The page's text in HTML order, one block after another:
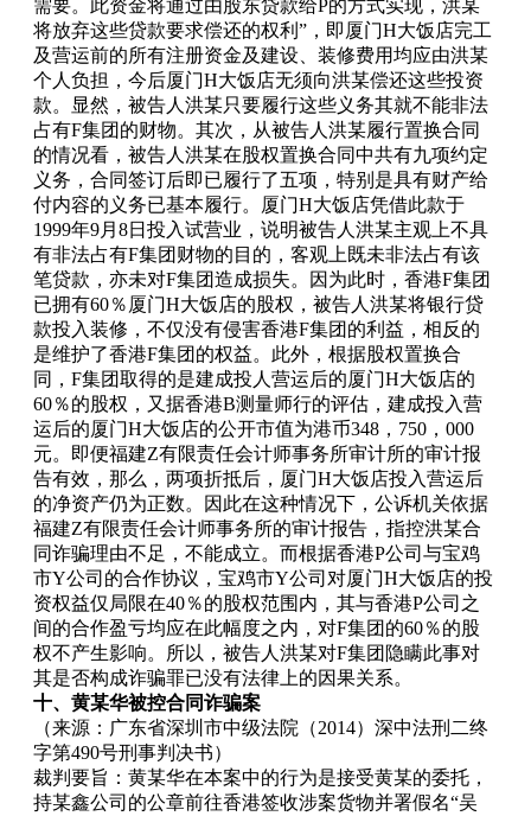
需要。此资金将通过由股东贷款给P的方式实现，洪某
将放弃这些贷款要求偿还的权利”，即厦门H大饭店完工
及营运前的所有注册资金及建设、装修费用均应由洪某
个人负担，今后厦门H大饭店无须向洪某偿还这些投资
款。显然，被告人洪某只要履行这些义务其就不能非法
占有F集团的财物。其次，从被告人洪某履行置换合同
的情况看，被告人洪某在股权置换合同中共有九项约定
义务，合同签订后即已履行了五项，特别是具有财产给
付内容的义务已基本履行。厦门H大饭店凭借此款于
1999年9月8日投入试营业，说明被告人洪某主观上不具
有非法占有F集团财物的目的，客观上既未非法占有该
笔贷款，亦未对F集团造成损失。因为此时，香港F集团
已拥有60％厦门H大饭店的股权，被告人洪某将银行贷
款投入装修，不仅没有侵害香港F集团的利益，相反的
是维护了香港F集团的权益。此外，根据股权置换合
同，F集团取得的是建成投人营运后的厦门H大饭店的
60％的股权，又据香港B测量师行的评估，建成投入营
运后的厦门H大饭店的公开市值为港币348，750，000
元。即便福建Z有限责任会计师事务所审计所的审计报
告有效，那么，两项折抵后，厦门H大饭店投入营运后
的净资产仍为正数。因此在这种情况下，公诉机关依据
福建Z有限责任会计师事务所的审计报告，指控洪某合
同诈骗理由不足，不能成立。而根据香港P公司与宝鸡
市Y公司的合作协议，宝鸡市Y公司对厦门H大饭店的投
资权益仅局限在40％的股权范围内，其与香港P公司之
间的合作盈亏均应在此幅度之内，对F集团的60％的股
权不产生影响。所以，被告人洪某对F集团隐瞒此事对
其是否构成诈骗罪已没有法律上的因果关系。
十、黄某华被控合同诈骗案
（来源：广东省深圳市中级法院（2014）深中法刑二终
字第490号刑事判决书）
裁判要旨：黄某华在本案中的行为是接受黄某的委托，
持某鑫公司的公章前往香港签收涉案货物并署假名“吴